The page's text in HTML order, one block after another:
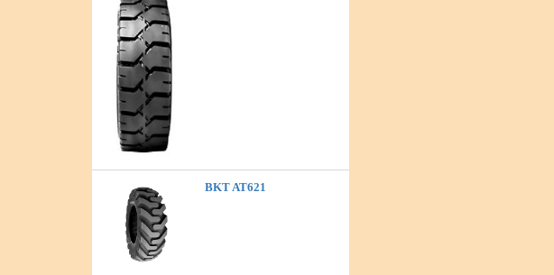
BKT AT621